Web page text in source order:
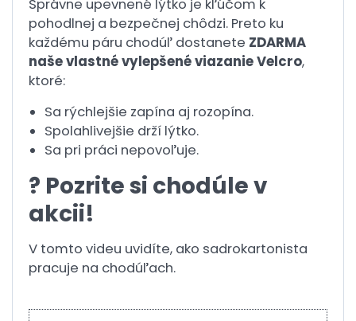
Správne upevnené lýtko je kľúčom k
pohodlnej a bezpečnej chôdzi. Preto ku
každému páru chodúľ dostanete ZDARMA
naše vlastné vylepšené viazanie Velcro,
ktoré:
Sa rýchlejšie zapína aj rozopína.
Spolahlivejšie drží lýtko.
Sa pri práci nepovoľuje.
? Pozrite si chodúle v
akcii!
V tomto videu uvidíte, ako sadrokartonista
pracuje na chodúľach.